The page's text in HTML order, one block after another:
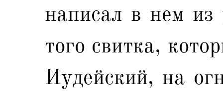
написал в нем из
того свитка,
Иудейский, на